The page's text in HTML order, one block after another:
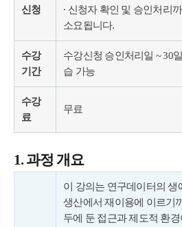
신청
∙ 신청자 확인 및 승인처리
소요됩니다.
수강
기간
수강신청 승인처리일 ~ 30
습 가능
수강
료
무료
1. 과정 개요
이 강의는 연구데이터의 생
생산에서 재이용에 이르기
두에 둔 접근과 제도적 환